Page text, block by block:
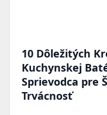
10 Dôležitých
Kuchynskej
Sprievodca pre
Trvácnosť